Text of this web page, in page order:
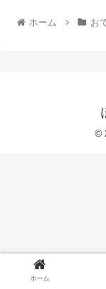
ホーム お
©
ホーム